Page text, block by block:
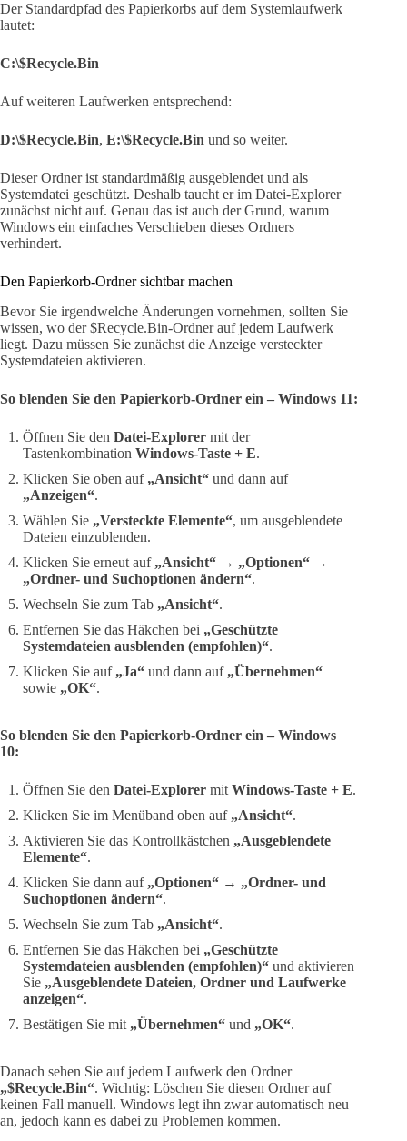
Der Standardpfad des Papierkorbs auf dem Systemlaufwerk
lautet:
C:\$Recycle.Bin
Auf weiteren Laufwerken entsprechend:
D:\$Recycle.Bin, E:\$Recycle.Bin und so weiter.
Dieser Ordner ist standardmäßig ausgeblendet und als
Systemdatei geschützt. Deshalb taucht er im Datei-Explorer
zunächst nicht auf. Genau das ist auch der Grund, warum
Windows ein einfaches Verschieben dieses Ordners
verhindert.
Den Papierkorb-Ordner sichtbar machen
Bevor Sie irgendwelche Änderungen vornehmen, sollten Sie
wissen, wo der $Recycle.Bin-Ordner auf jedem Laufwerk
liegt. Dazu müssen Sie zunächst die Anzeige versteckter
Systemdateien aktivieren.
So blenden Sie den Papierkorb-Ordner ein – Windows 11:
Öffnen Sie den Datei-Explorer mit der
Tastenkombination Windows-Taste + E.
Klicken Sie oben auf „Ansicht“ und dann auf
„Anzeigen“.
Wählen Sie „Versteckte Elemente“, um ausgeblendete
Dateien einzublenden.
Klicken Sie erneut auf „Ansicht“ → „Optionen“ →
„Ordner- und Suchoptionen ändern“.
Wechseln Sie zum Tab „Ansicht“.
Entfernen Sie das Häkchen bei „Geschützte
Systemdateien ausblenden (empfohlen)“.
Klicken Sie auf „Ja“ und dann auf „Übernehmen“
sowie „OK“.
So blenden Sie den Papierkorb-Ordner ein – Windows
10:
Öffnen Sie den Datei-Explorer mit Windows-Taste + E.
Klicken Sie im Menüband oben auf „Ansicht“.
Aktivieren Sie das Kontrollkästchen „Ausgeblendete
Elemente“.
Klicken Sie dann auf „Optionen“ → „Ordner- und
Suchoptionen ändern“.
Wechseln Sie zum Tab „Ansicht“.
Entfernen Sie das Häkchen bei „Geschützte
Systemdateien ausblenden (empfohlen)“ und aktivieren
Sie „Ausgeblendete Dateien, Ordner und Laufwerke
anzeigen“.
Bestätigen Sie mit „Übernehmen“ und „OK“.
Danach sehen Sie auf jedem Laufwerk den Ordner
„$Recycle.Bin“. Wichtig: Löschen Sie diesen Ordner auf
keinen Fall manuell. Windows legt ihn zwar automatisch neu
an, jedoch kann es dabei zu Problemen kommen.